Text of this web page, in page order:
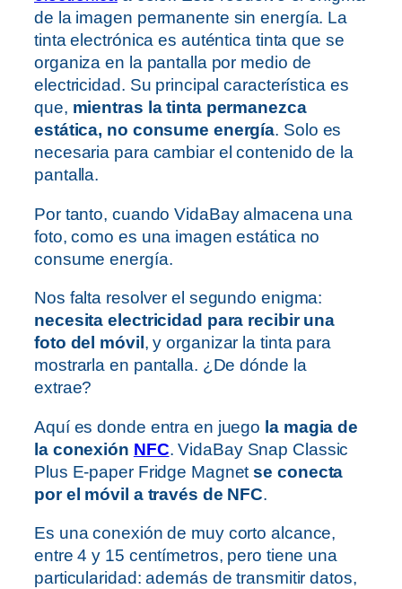
de la imagen permanente sin energía. La
tinta electrónica es auténtica tinta que se
organiza en la pantalla por medio de
electricidad. Su principal característica es
que, mientras la tinta permanezca
estática, no consume energía. Solo es
necesaria para cambiar el contenido de la
pantalla.
Por tanto, cuando VidaBay almacena una
foto, como es una imagen estática no
consume energía.
Nos falta resolver el segundo enigma:
necesita electricidad para recibir una
foto del móvil , y organizar la tinta para
mostrarla en pantalla. ¿De dónde la
extrae?
Aquí es donde entra en juego la magia de
la conexión NFC. VidaBay Snap Classic
Plus E-paper Fridge Magnetse conecta
por el móvil a través de NFC.
Es una conexión de muy corto alcance,
entre 4 y 15 centímetros, pero tiene una
particularidad: además de transmitir datos,